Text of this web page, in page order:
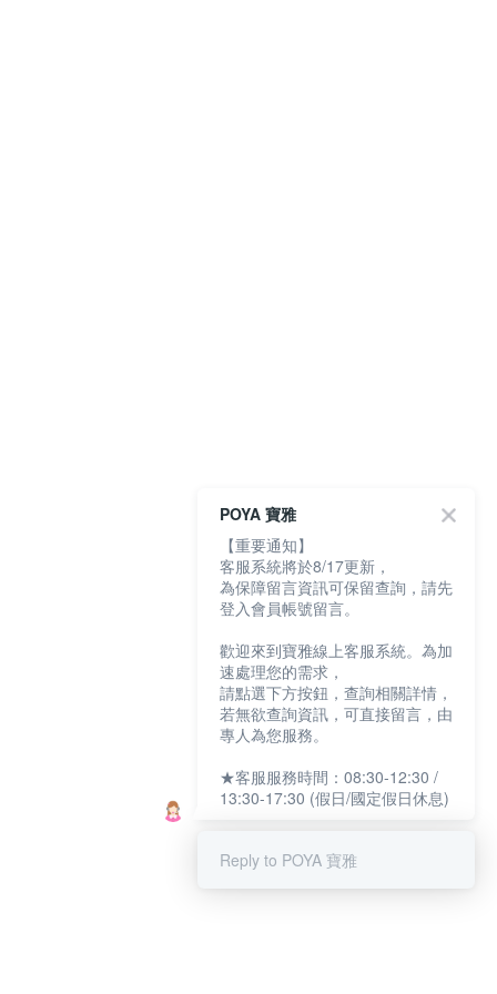
POYA 寶雅
【重要通知】
客服系統將於8/17更新，
為保障留言資訊可保留查詢，請先
登入會員帳號留言。
歡迎來到寶雅線上客服系統。為加
速處理您的需求，
請點選下方按鈕，查詢相關詳情，
若無欲查詢資訊，可直接留言，由
專人為您服務。
★客服服務時間：08:30-12:30 /
13:30-17:30 (假日/國定假日休息)
Reply to POYA 寶雅